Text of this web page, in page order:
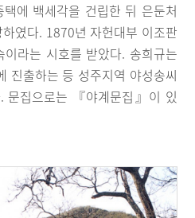
에 백세각을 건립한 뒤 은둔처
였다. 1870년 자헌대부 이조판
라는 시호를 받았다. 송희규는
진출하는 등 성주지역 야성송씨
문집으로는 『야계문집』이 있